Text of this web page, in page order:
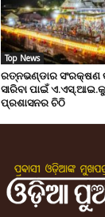
Top News
ରତ୍ନଭଣ୍ଡାର ସଂରକ୍ଷଣ
ସାରିବା ପାଇଁ
ପ୍ରଶାସନର ଚିଠି